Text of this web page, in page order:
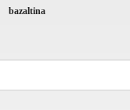
bazaltina